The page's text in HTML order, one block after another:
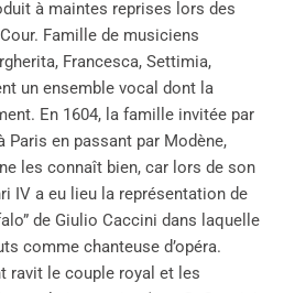
à maintes reprises lors des
Famille de musiciens
Francesca, Settimia,
un ensemble vocal dont la
En 1604, la famille invitée par
Paris en passant par Modène,
les connaît bien, car lors de son
IV a eu lieu la représentation de
de Giulio Caccini dans laquelle
comme chanteuse d’opéra.
ravit le couple royal et les